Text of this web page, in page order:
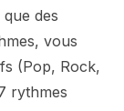
des
vous
(Pop, Rock,
rythmes